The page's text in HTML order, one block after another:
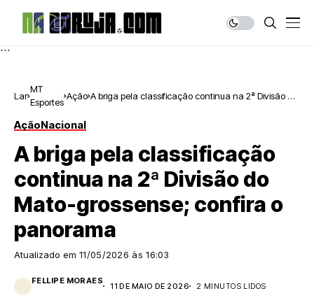
```
Lar
MT
Esportes
Ação A briga pela classificação continua na 2ª Divisão do
AçãoNacional
A briga pela classificação
continua na 2ª Divisão do
Mato-grossense; confira o
panorama
Atualizado em 11/05/2026 às 16:03
FELLIPE MORAES
11 DE MAIO DE 2026 2 MINUTOS LIDOS